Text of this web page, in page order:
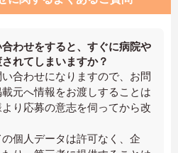
わせをすると、すぐに病院や
れてしまいますか？
合わせになりますので、お問
元へ情報をお渡しすることは
り応募の意志を伺ってから改
個人データは許可なく、企